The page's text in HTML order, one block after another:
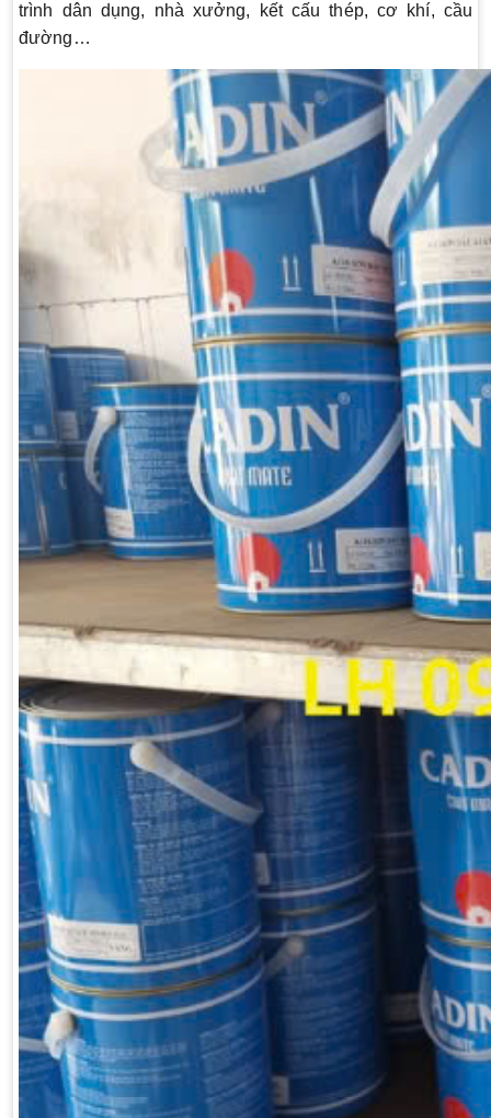
trình dân dụng, nhà xưởng, kết cấu thép, cơ khí, cầu
đường…